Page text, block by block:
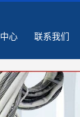
心 联系我们